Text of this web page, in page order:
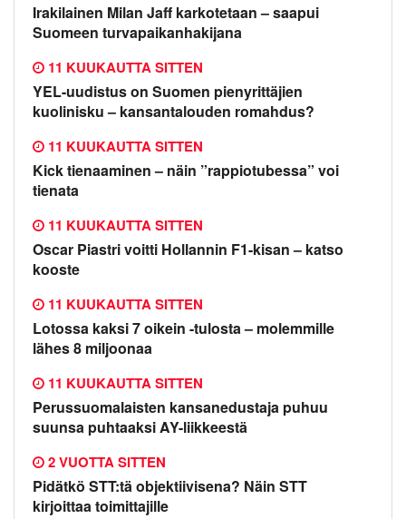
Irakilainen Milan Jaff karkotetaan – saapui
Suomeen turvapaikanhakijana
YEL-uudistus on Suomen pienyrittäjien
kuolinisku – kansantalouden romahdus?
11 KUUKAUTTA SITTEN
Kick tienaaminen – näin ”rappiotubessa” voi
tienata
11 KUUKAUTTA SITTEN
Oscar Piastri voitti Hollannin F1-kisan – katso
kooste
11 KUUKAUTTA SITTEN
Lotossa kaksi 7 oikein -tulosta – molemmille
lähes 8 miljoonaa
11 KUUKAUTTA SITTEN
Perussuomalaisten kansanedustaja puhuu
suunsa puhtaaksi AY-liikkeestä
11 KUUKAUTTA SITTEN
Pidätkö STT:tä objektiivisena? Näin STT
kirjoittaa toimittajille
2 VUOTTA SITTEN